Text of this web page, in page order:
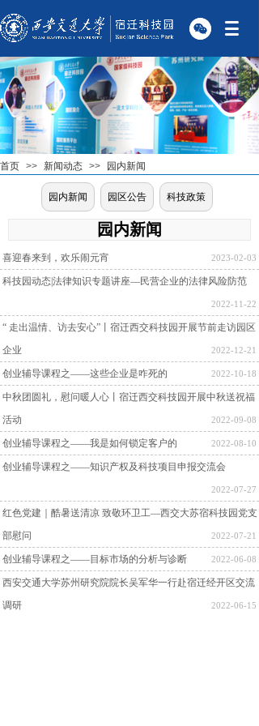
园内新闻 园区公告 科技政策
首页 >> 新闻动态 >> 园内新闻
园内新闻
喜迎春来到，欢乐闹元宵 2023-02-03
科技园动态|法律知识专题讲座—民营企业的法律风险防范
2022-11-22
“ 走出温情、访去安心”丨宿迁西交科技园开展节前走访园区
企业
2022-12-21
创业辅导课程之——这些企业是咋死的 2022-10-18
中秋团圆礼，慰问暖人心丨宿迁西交科技园开展中秋送祝福
活动
2022-09-08
创业辅导课程之——我是如何锁定客户的 2022-08-10
创业辅导课程之——知识产权及科技项目申报交流会
2022-07-27
红色党建｜酷暑送清凉 致敬环卫工—西交大苏宿科技园党支
部慰问
2022-07-21
创业辅导课程之——目标市场的分析与诊断 2022-06-08
西安交通大学苏州研究院院长吴军华一行赴宿迁经开区交流
调研
2022-06-15